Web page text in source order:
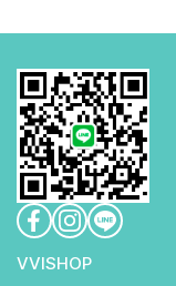
VVISHO P